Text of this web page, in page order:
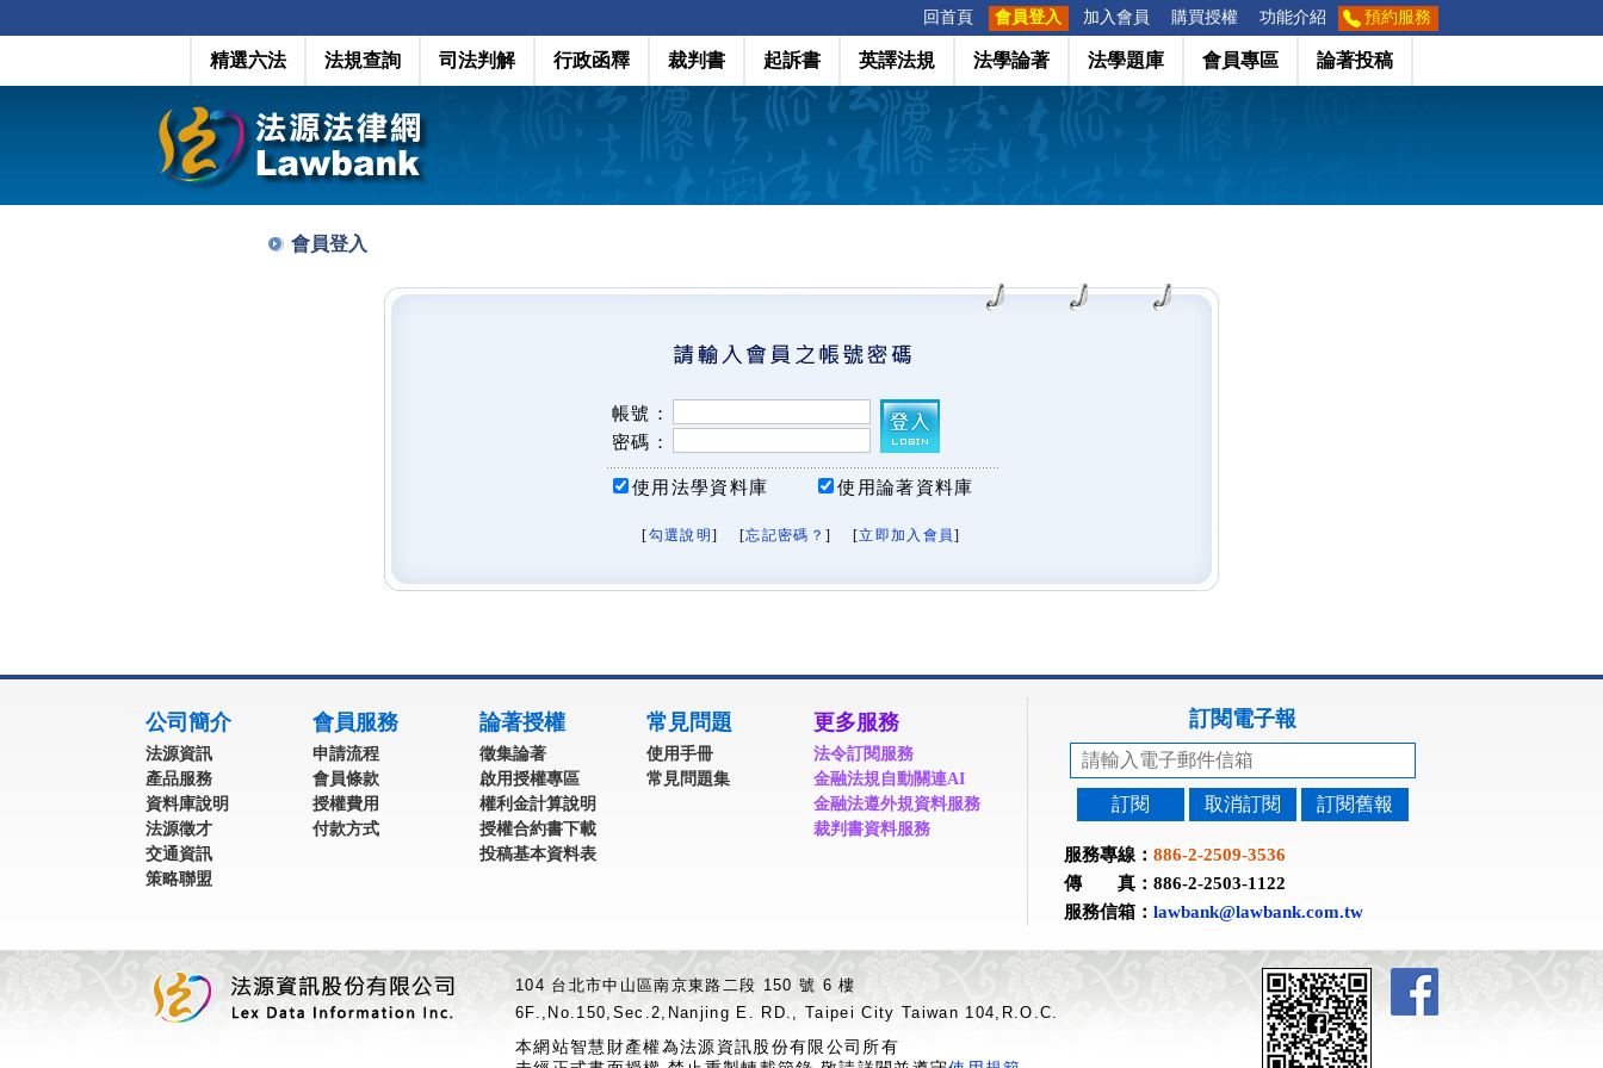
回首頁 會員登入 加入會員 購買授權 功能介紹 預約服務
精選六法 法規查詢 司法判解 行政函釋 裁判書 起訴書 英譯法規 法學論著 法學題庫 會員專區 論著投稿
會員登入
帳號：
密碼：
使用法學資料庫 使用論著資料庫
[勾選說明 ] [忘記密碼？ ] [立即加入會員]
公司簡介
法源資訊
產品服務
資料庫說明
法源徵才
交通資訊
策略聯盟
會員服務
申請流程
會員條款
授權費用
付款方式
論著授權
徵集論著
啟用授權專區
權利金計算說明
授權合約書下載
投稿基本資料表
常見問題
使用手冊
常見問題集
更多服務
法令訂閱服務
金融法規自動關連AI
金融法遵外規資料服務
裁判書資料服務
訂閱電子報
訂閱 取消訂閱 訂閱舊報
服務專線： 886-2-2509-3536
傳 真：886-2-2503-1122
服務信箱： lawbank@lawbank.com.tw
104 台北市中山區南京東路二段 150 號 6 樓
6F.,No.150,Sec.2,Nanjing E. RD., Taipei City Taiwan 104,R.O.C.
本網站智慧財產權為法源資訊股份有限公司所有